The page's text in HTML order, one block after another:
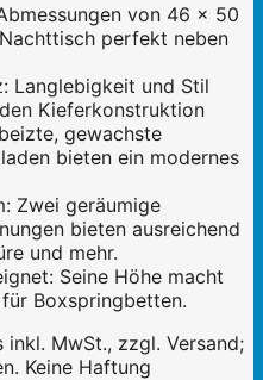
von 46 x 50
perfekt neben
Langlebigkeit und Stil
Kieferkonstruktion
gewachste
bieten ein modernes
Zwei geräumige
bieten ausreichend
und mehr.
Seine Höhe macht
Boxspringbetten.
inkl. MwSt., zzgl. Versand;
Keine Haftung